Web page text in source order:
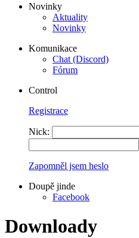
Novinky
Aktuality
Novinky
Komunikace
Chat (Discord)
Fórum
Control
Registrace
Nick:
Zapomněl jsem heslo
Doupě jinde
Facebook
Downloady